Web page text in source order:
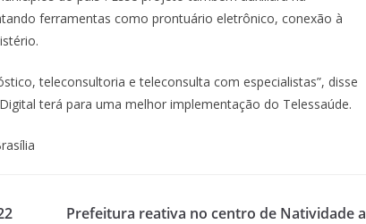
ferramentas como prontuário eletrônico, conexão à
teleconsultoria e teleconsulta com especialistas”, disse
terá para uma melhor implementação do Telessaúde.
Prefeitura reativa no centro de Natividade a